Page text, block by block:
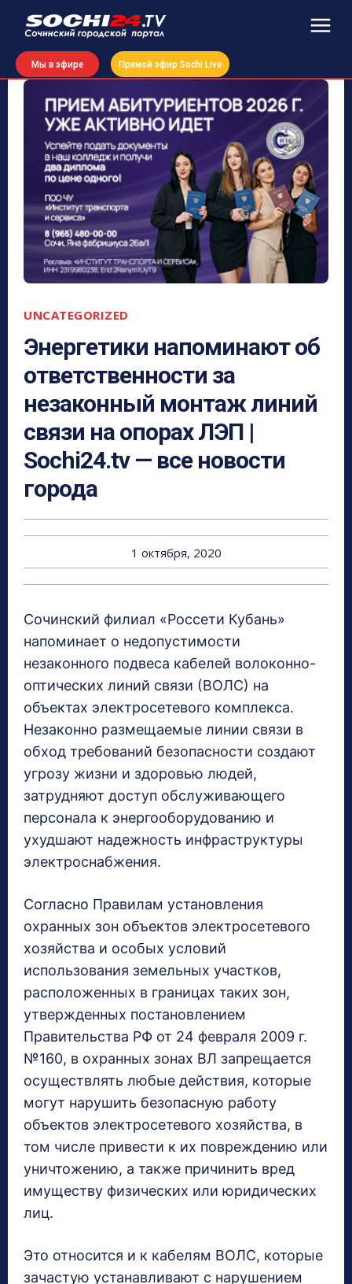
Мы в эфире Прямой эфир Sochi Live
UNCATEGORIZED
Энергетики напоминают об
ответственности за
незаконный монтаж линий
связи на опорах ЛЭП |
Sochi24.tv — все новости
города
1 октября, 2020
Сочинский филиал «Россети Кубань»
напоминает о недопустимости
незаконного подвеса кабелей волоконно-
оптических линий связи (ВОЛС) на
объектах электросетевого комплекса.
Незаконно размещаемые линии связи в
обход требований безопасности создают
угрозу жизни и здоровью людей,
затрудняют доступ обслуживающего
персонала к энергооборудованию и
ухудшают надежность инфраструктуры
электроснабжения.
Согласно Правилам установления
охранных зон объектов электросетевого
хозяйства и особых условий
использования земельных участков,
расположенных в границах таких зон,
утвержденных постановлением
Правительства РФ от 24 февраля 2009 г.
№160, в охранных зонах ВЛ запрещается
осуществлять любые действия, которые
могут нарушить безопасную работу
объектов электросетевого хозяйства, в
том числе привести к их повреждению или
уничтожению, а также причинить вред
имуществу физических или юридических
лиц.
Это относится и к кабелям ВОЛС, которые
зачастую устанавливают с нарушением